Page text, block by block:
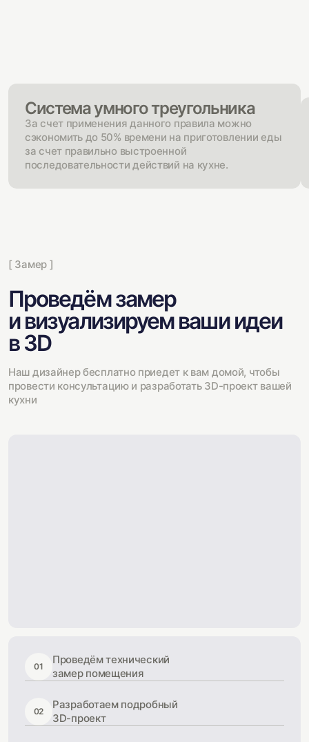
Система умного треугольника
За счет применения данного правила можно
сэкономить до 50% времени на приготовлении еды
за счет правильно выстроенной
последовательности действий на кухне.
[ Замер ]
Проведём замер
и визуализируем ваши идеи
в 3D
Наш дизайнер бесплатно приедет к вам домой, чтобы
провести консультацию и разработать 3D-проект вашей
кухни
01
Проведём технический
замер помещения
02
Разработаем подробный
3D-проект